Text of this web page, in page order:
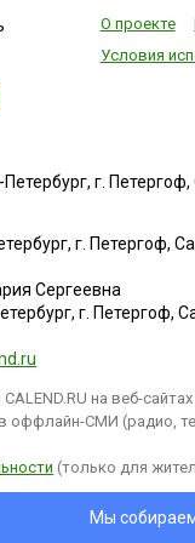
О проекте
Условия
г.
г. Петергоф,
Сергеевна
г. Петергоф,
на веб-
оффлайн-СМИ (радио,
(только для
Мы